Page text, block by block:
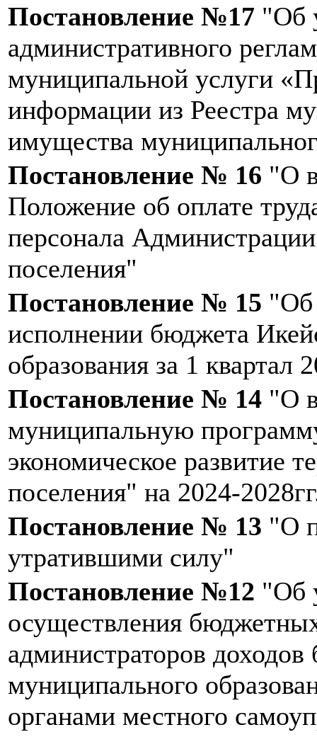
Постановление №17 "Об
административного
муниципальной услуги
информации из Реестра
имущества
Постановление № 16 "О
Положение об оплате
персонала
поселения"
Постановление № 15 "Об
исполнении бюджета
образования за 1 квартал
Постановление № 14 "О
муниципальную
экономическое развитие
поселения" на 2024-
Постановление № 13 "О
утратившими силу"
Постановление №12 "Об
осуществления
администраторов
муниципального
органами местного